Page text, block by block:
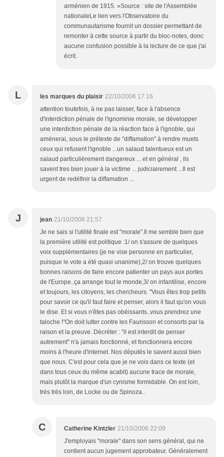
arménien de 1915. »Source : site de l'Assemblée
nationaleLe lien vers l'Observatoire du
communautarisme fournit un dossier permettant de
remonter à cette source à partir du bloc-notes, donc
aucune confusion possible à la lecture de ce que j'ai
écrit.
L les marques du plaisir 22/10/2006 17:16
attention toutefois, à ne pas laisser, face à l'absence
d'interdiction pénale de l'ignominie morale, se développer
une interdiction pénale de la réaction face à l'ignoble, qui
aménerai, sous le prétexte de "diffamation" à rendre muets
ceux qui refusent l'ignoble ...un salaud talentueux est un
salaud particulièrement dangereux ... et en général , ils
savent tres bien jouer à la victime ... judiciairement ...Il est
urgent de redéfinir la diffamation ...
J jean 21/10/2006 21:57
Je ne sais si l'utilité finale est "morale".Il me semble bien que
la première utilité est politique :1/ on s'assure de quelques
voix supplémentaires (je ne vise personne en particulier,
puisque le vote a été quasi unanime),2/ on trouve quelques
bonnes raisons de faire encore patienter un pays aux portes
de l'Europe..ça arrange tout le monde,3/ on infantilise, encore
et toujours, les citoyens, les chercheurs. "Vous êtes trop petits
pour savoir ce qu'il faut faire et penser, alors il faut qu'on vous
le dise. Et si vous n'êtes pas obéissants..vous prendrez une
taloche !"On doit lutter contre les Faurisson et consorts par la
raison et la preuve. Décréter : "il est interdit de penser
autrement" n'a jamais fonctionné, et fonctionnera encore
moins à l'heure d'internet. Nos députés le savent aussi bien
que nous. C'est pour cela que je ne vois dans ce texte (et
dans tous ceux du même acabit) aucune trace de morale,
mais plutôt la marque d'un cynisme formidable. On est loin,
très très loin, de Locke ou de Spinoza..
C Catherine Kintzler 21/10/2006 22:09
J'employais "morale" dans son sens général, qui ne
contient aucun jugement approbateur. Généralement